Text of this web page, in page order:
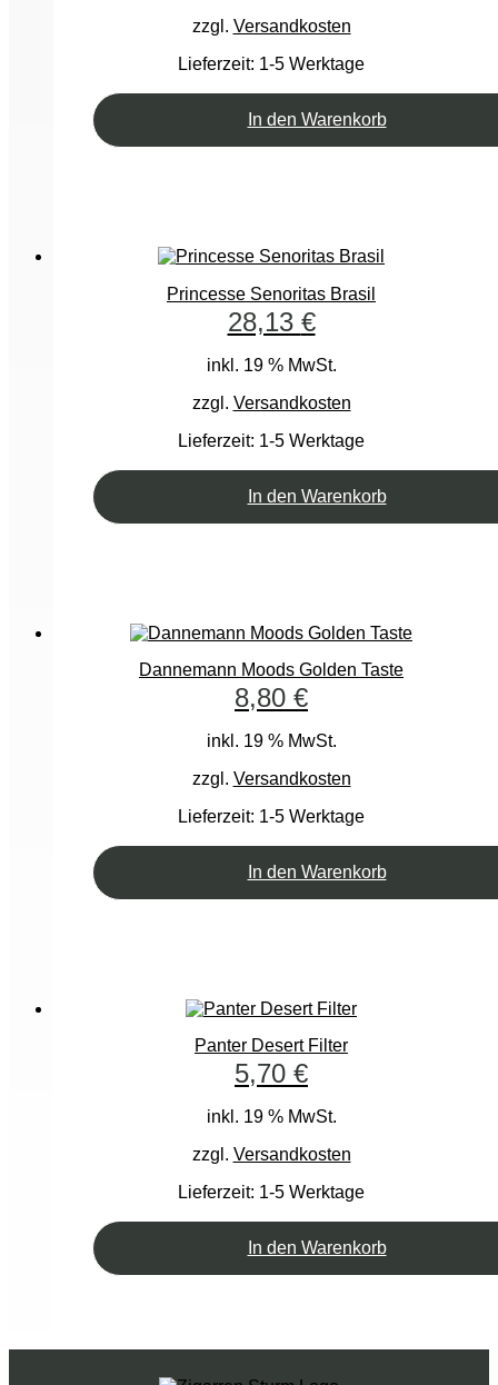
zzgl. Versandkosten
Lieferzeit: 1-5 Werktage
In den Warenkorb
Princesse Senoritas Brasil
28,13 €
inkl. 19 % MwSt.
zzgl. Versandkosten
Lieferzeit: 1-5 Werktage
In den Warenkorb
Dannemann Moods Golden Taste
8,80 €
inkl. 19 % MwSt.
zzgl. Versandkosten
Lieferzeit: 1-5 Werktage
In den Warenkorb
Panter Desert Filter
5,70 €
inkl. 19 % MwSt.
zzgl. Versandkosten
Lieferzeit: 1-5 Werktage
In den Warenkorb